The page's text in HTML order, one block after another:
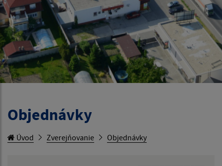
Objednávky
Úvod Zverejňovanie Objednávky